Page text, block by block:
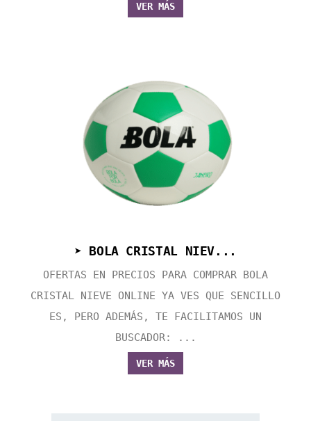
VER MÁS
➤ BOLA CRISTAL NIEV...
OFERTAS EN PRECIOS PARA COMPRAR BOLA
CRISTAL NIEVE ONLINE YA VES QUE SENCILLO
ES, PERO ADEMÁS, TE FACILITAMOS UN
BUSCADOR: ...
VER MÁS